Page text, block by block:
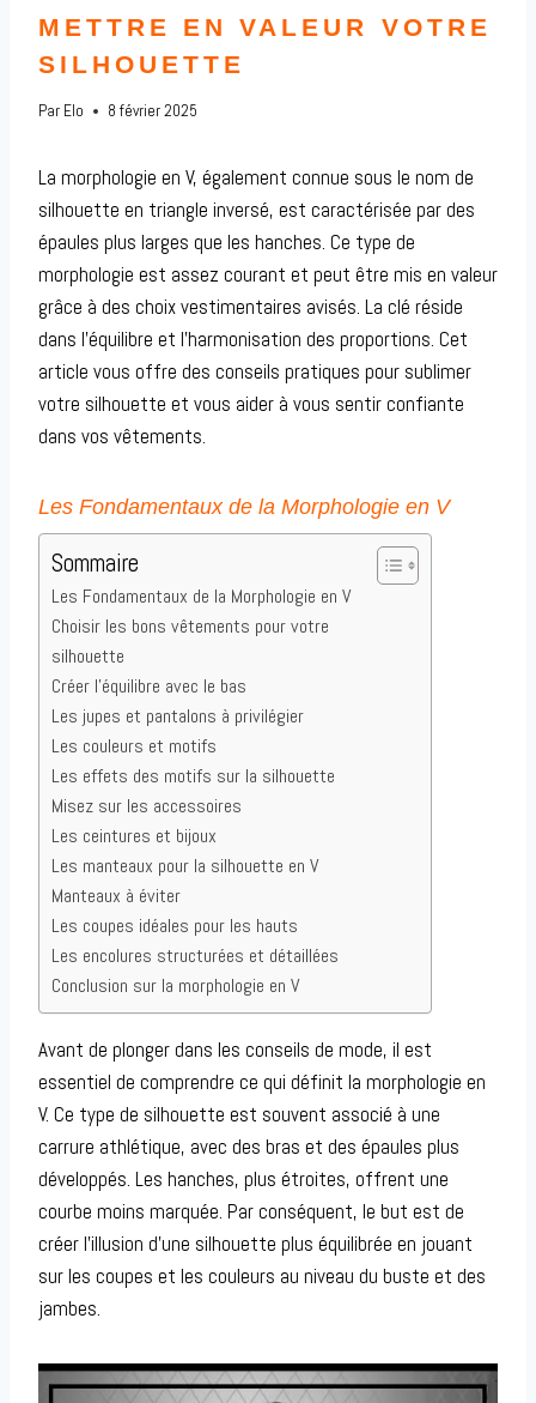
METTRE EN VALEUR VOTRE
SILHOUETTE
Par Elo 8 février 2025
La morphologie en V, également connue sous le nom de
silhouette en triangle inversé, est caractérisée par des
épaules plus larges que les hanches. Ce type de
morphologie est assez courant et peut être mis en valeur
grâce à des choix vestimentaires avisés. La clé réside
dans l’équilibre et l’harmonisation des proportions. Cet
article vous offre des conseils pratiques pour sublimer
votre silhouette et vous aider à vous sentir confiante
dans vos vêtements.
Les Fondamentaux de la Morphologie en V
Sommaire
Les Fondamentaux de la Morphologie en V
Choisir les bons vêtements pour votre
silhouette
Créer l’équilibre avec le bas
Les jupes et pantalons à privilégier
Les couleurs et motifs
Les effets des motifs sur la silhouette
Misez sur les accessoires
Les ceintures et bijoux
Les manteaux pour la silhouette en V
Manteaux à éviter
Les coupes idéales pour les hauts
Les encolures structurées et détaillées
Conclusion sur la morphologie en V
Avant de plonger dans les conseils de mode, il est
essentiel de comprendre ce qui définit la morphologie en
V. Ce type de silhouette est souvent associé à une
carrure athlétique, avec des bras et des épaules plus
développés. Les hanches, plus étroites, offrent une
courbe moins marquée. Par conséquent, le but est de
créer l’illusion d’une silhouette plus équilibrée en jouant
sur les coupes et les couleurs au niveau du buste et des
jambes.